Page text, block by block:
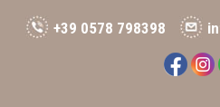
+39 0578 798398